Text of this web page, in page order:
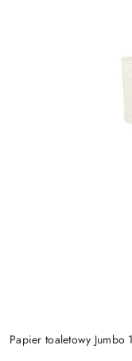
Papier toaletowy Jumbo